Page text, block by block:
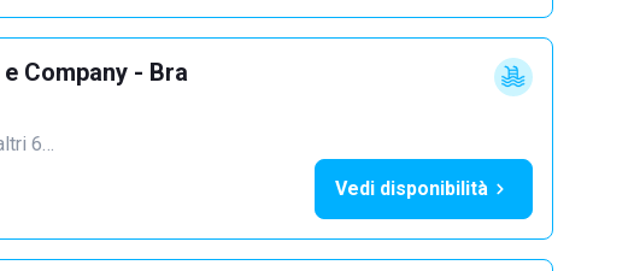
Company - Bra
6…
Vedi disponibilità